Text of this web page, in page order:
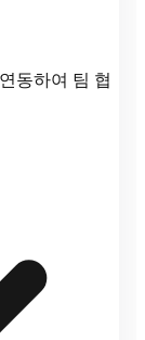
동하여 팀 협